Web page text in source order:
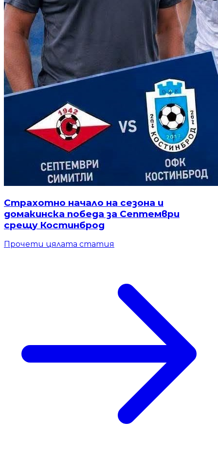
Страхотно начало на сезона и
домакинска победа за Септември
срещу Костинброд
Прочети цялата статия